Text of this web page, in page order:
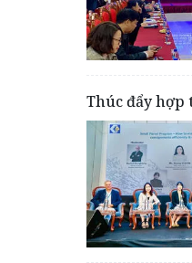
Thúc đẩy hợp